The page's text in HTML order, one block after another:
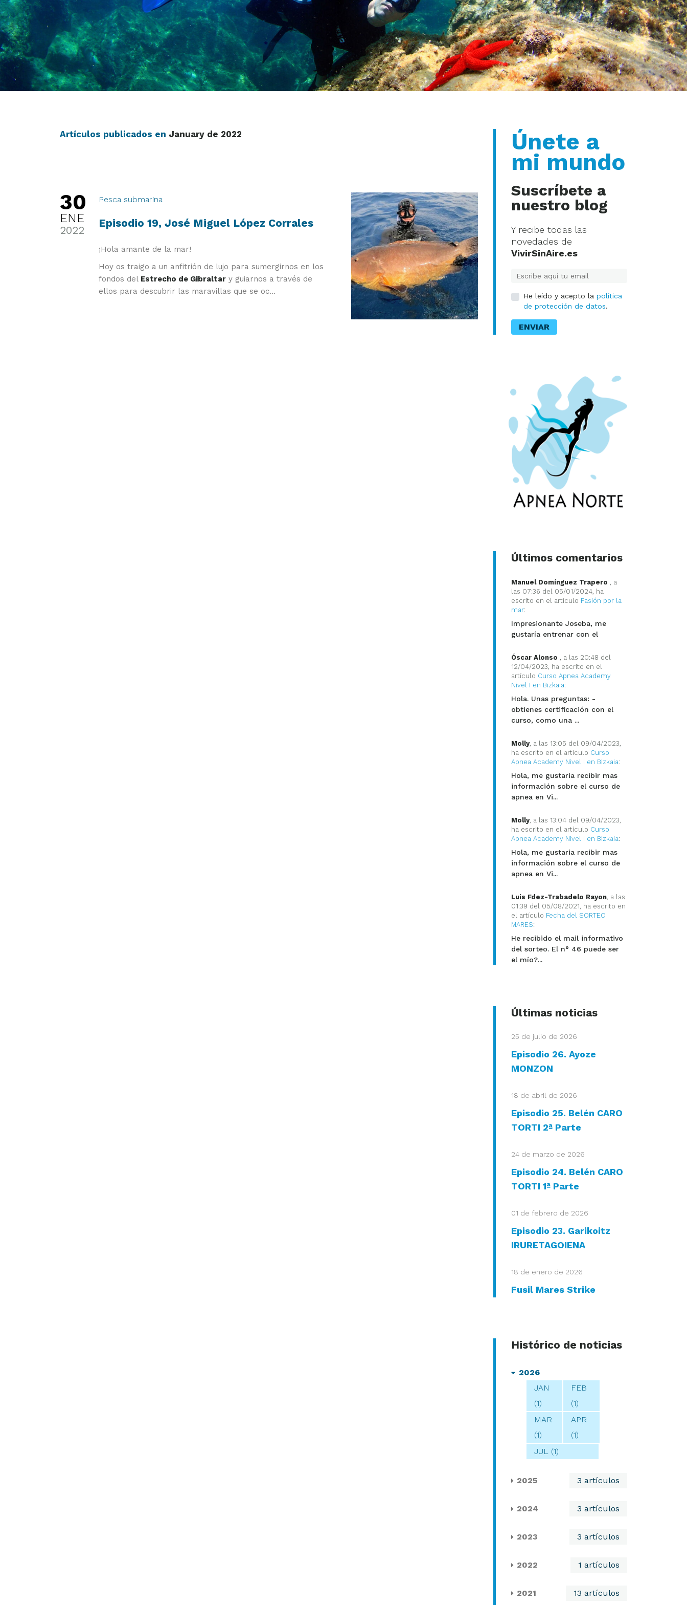
Artículos publicados en January de 2022
30
ENE
2022
Pesca submarina
Episodio 19, José Miguel López Corrales
¡Hola amante de la mar!
Hoy os traigo a un anfitrión de lujo para sumergirnos en los
fondos del Estrecho de Gibraltar y guiarnos a través de
ellos para descubrir las maravillas que se oc...
Únete a
mi mundo
Suscríbete a
nuestro blog
Y recibe todas las
novedades de
VivirSinAire.es
E-mail
He leído y acepto la política
de protección de datos.
ENVIAR
Últimos comentarios
Manuel Domínguez Trapero , a
las 07:36 del 05/01/2024, ha
escrito en el artículo Pasión por la
mar:
Impresionante Joseba, me
gustaría entrenar con el
Óscar Alonso , a las 20:48 del
12/04/2023, ha escrito en el
artículo Curso Apnea Academy
Nivel I en Bizkaia:
Hola. Unas preguntas: -
obtienes certificación con el
curso, como una ...
Molly, a las 13:05 del 09/04/2023,
ha escrito en el artículo Curso
Apnea Academy Nivel I en Bizkaia:
Hola, me gustaria recibir mas
información sobre el curso de
apnea en Vi...
Molly, a las 13:04 del 09/04/2023,
ha escrito en el artículo Curso
Apnea Academy Nivel I en Bizkaia:
Hola, me gustaria recibir mas
información sobre el curso de
apnea en Vi...
Luis Fdez-Trabadelo Rayon, a las
01:39 del 05/08/2021, ha escrito en
el artículo Fecha del SORTEO
MARES:
He recibido el mail informativo
del sorteo. El n° 46 puede ser
el mío?...
Últimas noticias
25 de julio de 2026
Episodio 26. Ayoze
MONZON
18 de abril de 2026
Episodio 25. Belén CARO
TORTI 2ª Parte
24 de marzo de 2026
Episodio 24. Belén CARO
TORTI 1ª Parte
01 de febrero de 2026
Episodio 23. Garikoitz
IRURETAGOIENA
18 de enero de 2026
Fusil Mares Strike
Histórico de noticias
2026
JAN
(1)
FEB
(1)
MAR
(1)
APR
(1)
JUL (1)
2025 3 artículos
2024 3 artículos
2023 3 artículos
2022 1 artículos
2021 13 artículos